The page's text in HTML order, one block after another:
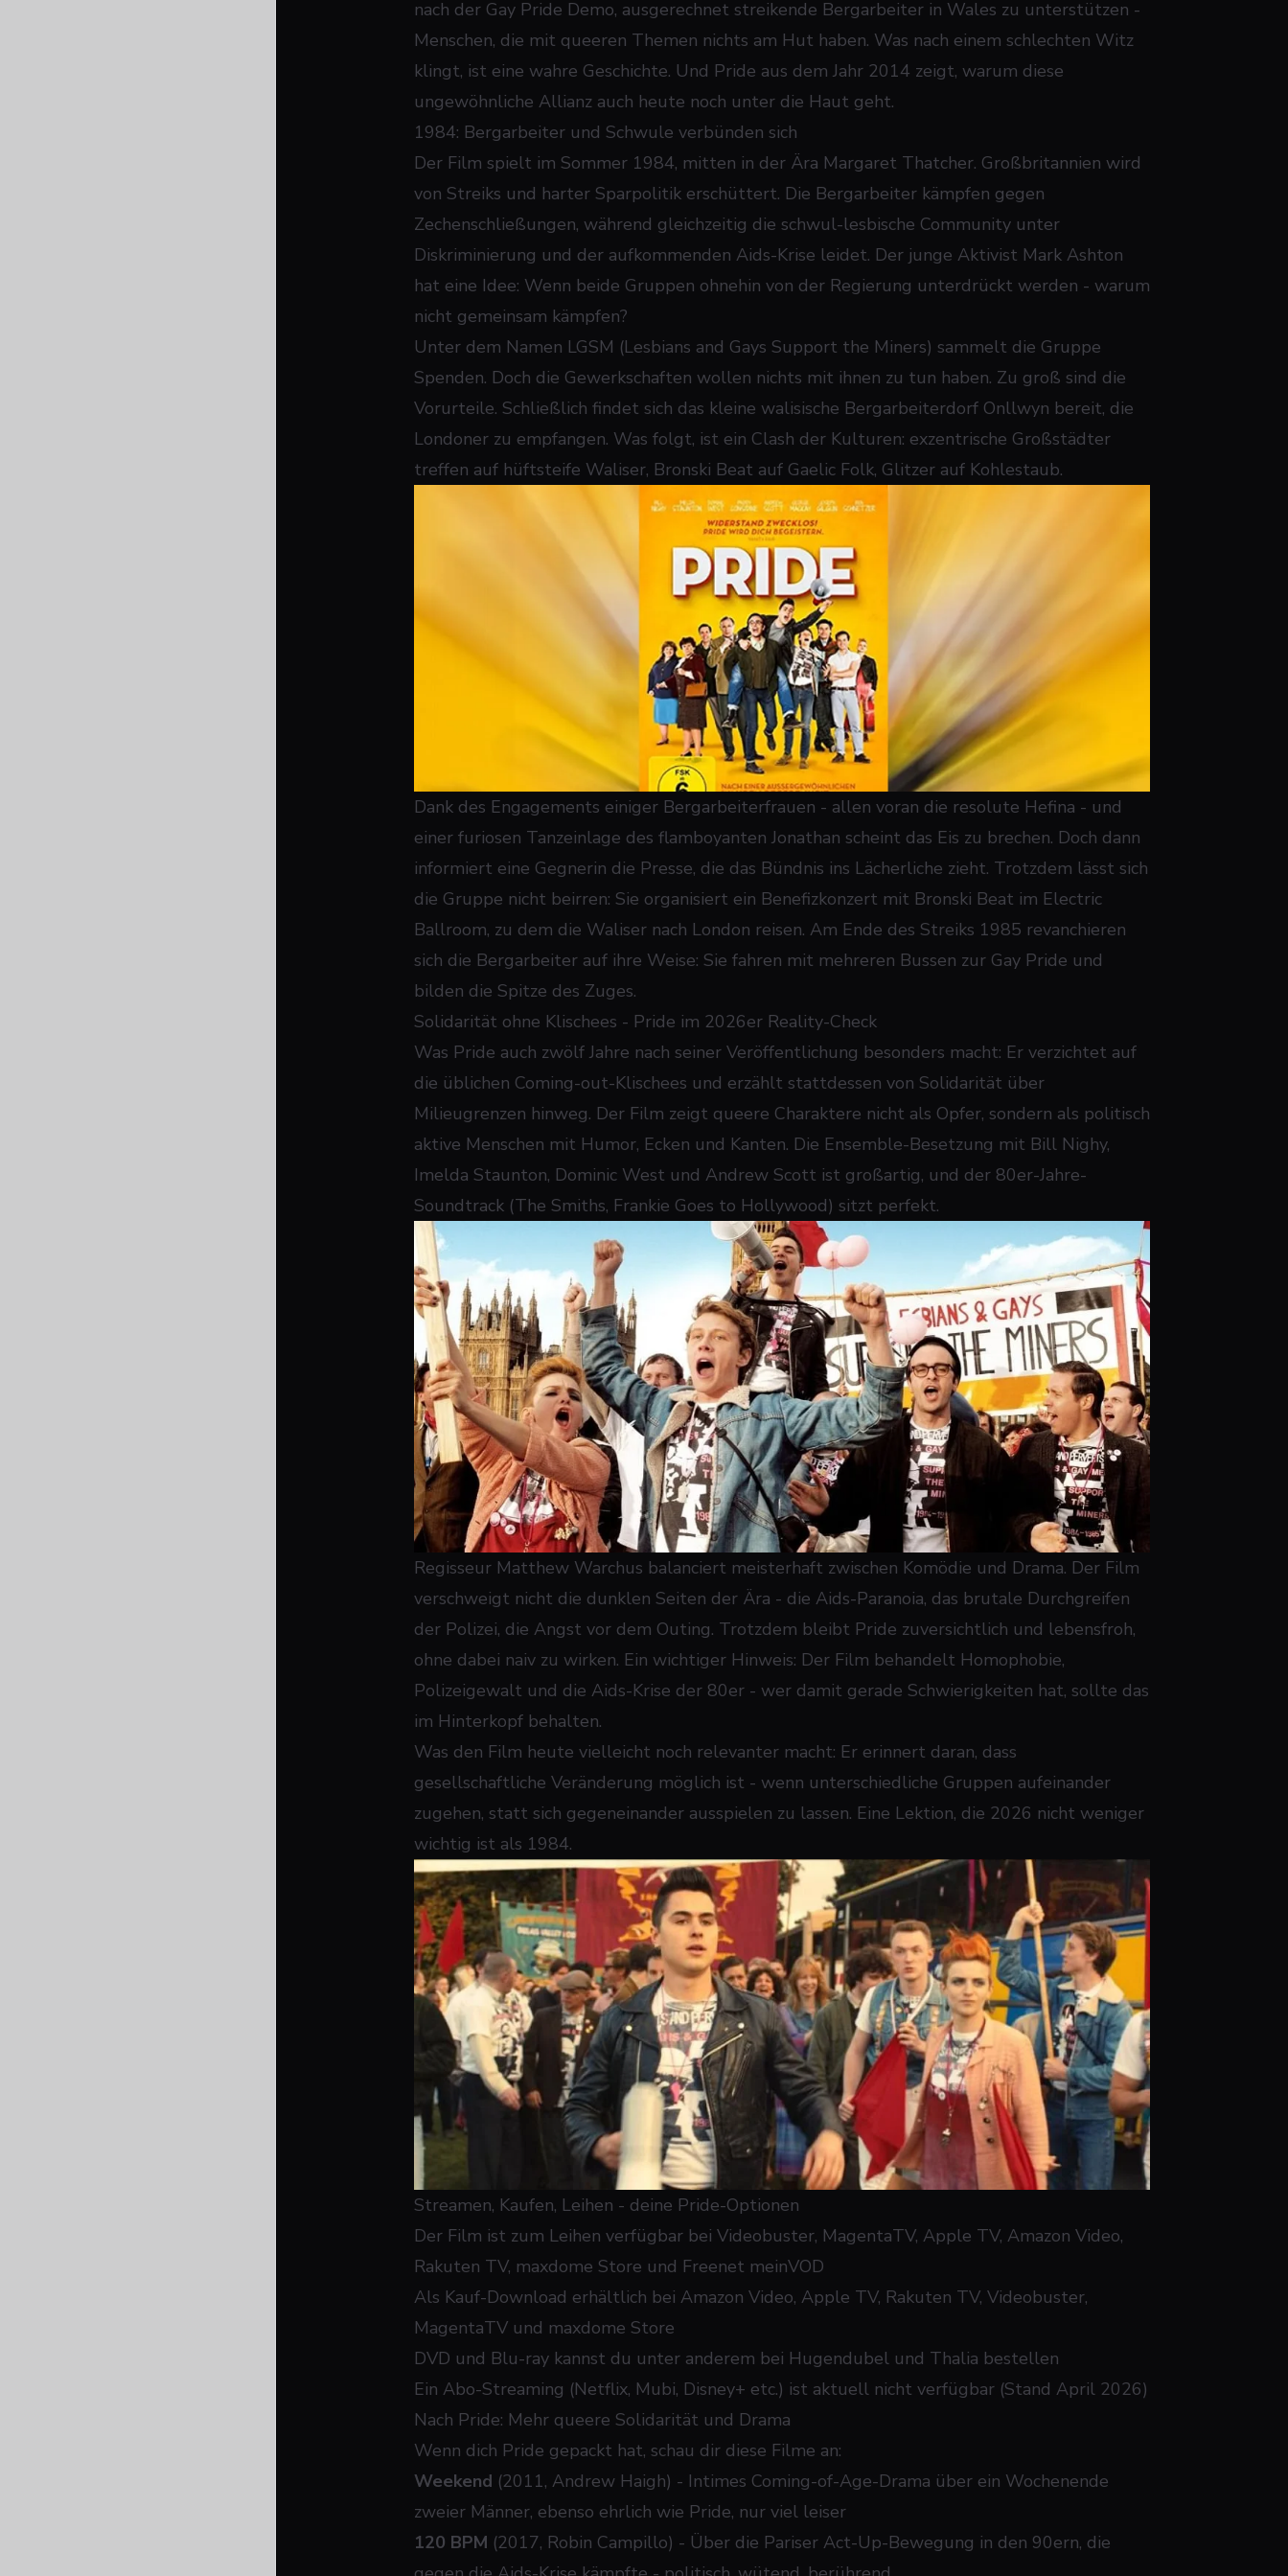
nach der Gay Pride Demo, ausgerechnet streikende Bergarbeiter in Wales zu unterstützen -
Menschen, die mit queeren Themen nichts am Hut haben. Was nach einem schlechten Witz
klingt, ist eine wahre Geschichte. Und Pride aus dem Jahr 2014 zeigt, warum diese
ungewöhnliche Allianz auch heute noch unter die Haut geht.
1984: Bergarbeiter und Schwule verbünden sich
Der Film spielt im Sommer 1984, mitten in der Ära Margaret Thatcher. Großbritannien wird
von Streiks und harter Sparpolitik erschüttert. Die Bergarbeiter kämpfen gegen
Zechenschließungen, während gleichzeitig die schwul-lesbische Community unter
Diskriminierung und der aufkommenden Aids-Krise leidet. Der junge Aktivist Mark Ashton
hat eine Idee: Wenn beide Gruppen ohnehin von der Regierung unterdrückt werden - warum
nicht gemeinsam kämpfen?
Unter dem Namen LGSM (Lesbians and Gays Support the Miners) sammelt die Gruppe
Spenden. Doch die Gewerkschaften wollen nichts mit ihnen zu tun haben. Zu groß sind die
Vorurteile. Schließlich findet sich das kleine walisische Bergarbeiterdorf Onllwyn bereit, die
Londoner zu empfangen. Was folgt, ist ein Clash der Kulturen: exzentrische Großstädter
treffen auf hüftsteife Waliser, Bronski Beat auf Gaelic Folk, Glitzer auf Kohlestaub.
Dank des Engagements einiger Bergarbeiterfrauen - allen voran die resolute Hefina - und
einer furiosen Tanzeinlage des flamboyanten Jonathan scheint das Eis zu brechen. Doch dann
informiert eine Gegnerin die Presse, die das Bündnis ins Lächerliche zieht. Trotzdem lässt sich
die Gruppe nicht beirren: Sie organisiert ein Benefizkonzert mit Bronski Beat im Electric
Ballroom, zu dem die Waliser nach London reisen. Am Ende des Streiks 1985 revanchieren
sich die Bergarbeiter auf ihre Weise: Sie fahren mit mehreren Bussen zur Gay Pride und
bilden die Spitze des Zuges.
Solidarität ohne Klischees - Pride im 2026er Reality-Check
Was Pride auch zwölf Jahre nach seiner Veröffentlichung besonders macht: Er verzichtet auf
die üblichen Coming-out-Klischees und erzählt stattdessen von Solidarität über
Milieugrenzen hinweg. Der Film zeigt queere Charaktere nicht als Opfer, sondern als politisch
aktive Menschen mit Humor, Ecken und Kanten. Die Ensemble-Besetzung mit Bill Nighy,
Imelda Staunton, Dominic West und Andrew Scott ist großartig, und der 80er-Jahre-
Soundtrack (The Smiths, Frankie Goes to Hollywood) sitzt perfekt.
Regisseur Matthew Warchus balanciert meisterhaft zwischen Komödie und Drama. Der Film
verschweigt nicht die dunklen Seiten der Ära - die Aids-Paranoia, das brutale Durchgreifen
der Polizei, die Angst vor dem Outing. Trotzdem bleibt Pride zuversichtlich und lebensfroh,
ohne dabei naiv zu wirken. Ein wichtiger Hinweis: Der Film behandelt Homophobie,
Polizeigewalt und die Aids-Krise der 80er - wer damit gerade Schwierigkeiten hat, sollte das
im Hinterkopf behalten.
Was den Film heute vielleicht noch relevanter macht: Er erinnert daran, dass
gesellschaftliche Veränderung möglich ist - wenn unterschiedliche Gruppen aufeinander
zugehen, statt sich gegeneinander ausspielen zu lassen. Eine Lektion, die 2026 nicht weniger
wichtig ist als 1984.
Streamen, Kaufen, Leihen - deine Pride-Optionen
Der Film ist zum Leihen verfügbar bei Videobuster, MagentaTV, Apple TV, Amazon Video,
Rakuten TV, maxdome Store und Freenet meinVOD
Als Kauf-Download erhältlich bei Amazon Video, Apple TV, Rakuten TV, Videobuster,
MagentaTV und maxdome Store
DVD und Blu-ray kannst du unter anderem bei Hugendubel und Thalia bestellen
Ein Abo-Streaming (Netflix, Mubi, Disney+ etc.) ist aktuell nicht verfügbar (Stand April 2026)
Nach Pride: Mehr queere Solidarität und Drama
Wenn dich Pride gepackt hat, schau dir diese Filme an:
Weekend (2011, Andrew Haigh) - Intimes Coming-of-Age-Drama über ein Wochenende
zweier Männer, ebenso ehrlich wie Pride, nur viel leiser
120 BPM (2017, Robin Campillo) - Über die Pariser Act-Up-Bewegung in den 90ern, die